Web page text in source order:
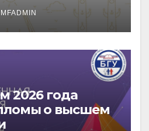
2026 года
о высшем